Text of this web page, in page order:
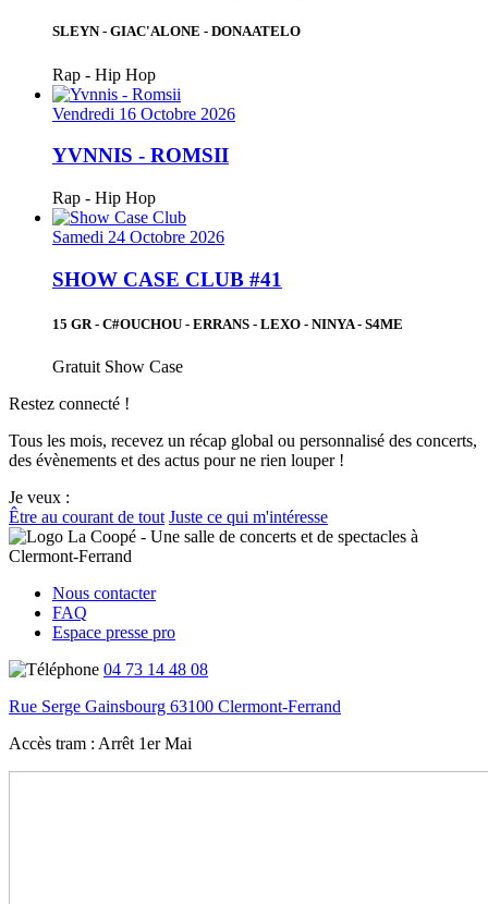
SLEYN - GIAC'ALONE - DONAATELO
Rap - Hip Hop
Vendredi 16 Octobre 2026
YVNNIS - ROMSII
Rap - Hip Hop
Samedi 24 Octobre 2026
SHOW CASE CLUB #41
15 GR - C#OUCHOU - ERRANS - LEXO - NINYA - S4ME
Gratuit Show Case
Restez connecté !
Tous les mois, recevez un récap global ou personnalisé des concerts,
des évènements et des actus pour ne rien louper !
Je veux :
Être au courant de tout Juste ce qui m'intéresse
Nous contacter
FAQ
Espace presse pro
04 73 14 48 08
Rue Serge Gainsbourg 63100 Clermont-Ferrand
Accès tram : Arrêt 1er Mai